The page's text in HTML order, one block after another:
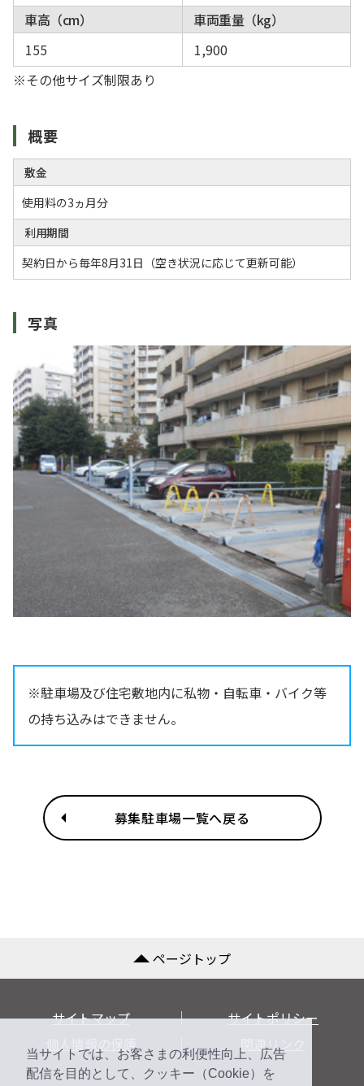
当サイトでは、お客さまの利便性向上、広告
配信を目的として、クッキー（Cookie）を
車高（cm）
車両重量（kg）
155
1,900
※その他サイズ制限あり
概要
敷金
使用料の3ヵ月分
利用期間
契約日から毎年8月31日（空き状況に応じて更新可能）
写真
※駐車場及び住宅敷地内に私物・自転車・バイク等
の持ち込みはできません。
募集駐車場一覧へ戻る
ページトップ
サイトマップ
サイトポリシー
個人情報の保護
関連リンク